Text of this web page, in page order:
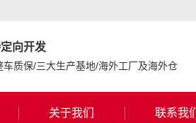
向开发
车质保/三大生产基地/海外工厂及海外仓
关于我们 联系我们